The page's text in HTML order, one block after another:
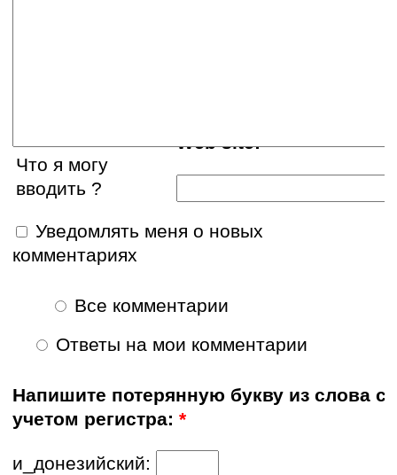
Web site:
Что я могу
вводить ?
Уведомлять меня о новых
комментариях
Все комментарии
Ответы на мои комментарии
Напишите потерянную букву из слова с
учетом регистра:*
и_донезийский: